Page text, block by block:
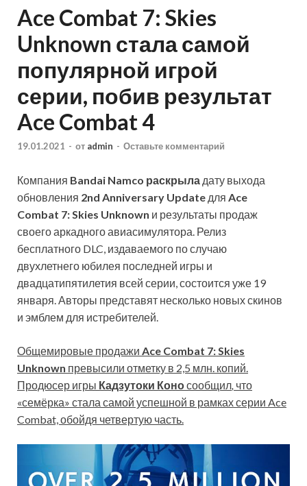
Ace Combat 7: Skies
Unknown стала самой
популярной игрой
серии, побив результат
Ace Combat 4
19.01.2021 - от admin - Оставьте комментарий
Компания Bandai Namco раскрыла дату выхода
обновления 2nd Anniversary Update для Ace
Combat 7: Skies Unknown и результаты продаж
своего аркадного авиасимулятора. Релиз
бесплатного DLC, издаваемого по случаю
двухлетнего юбилея последней игры и
двадцатипятилетия всей серии, состоится уже 19
января. Авторы представят несколько новых скинов
и эмблем для истребителей.
Общемировые продажи Ace Combat 7: Skies
Unknown превысили отметку в 2,5 млн. копий.
Продюсер игры Кадзутоки Коносообщил, что
«семёрка» стала самой успешной в рамках серии Ace
Combat, обойдя четвертую часть.